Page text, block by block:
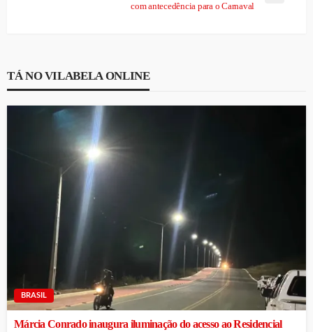
com antecedência para o Carnaval
TÁ NO VILABELA ONLINE
BRASIL
Márcia Conrado inaugura iluminação do acesso ao Residencial